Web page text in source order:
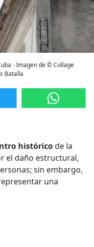
- Imagen de © Collage
Batalla
históricode la
el daño estructural,
sin embargo,
una